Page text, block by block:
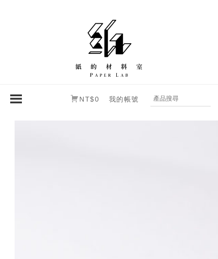
NT$0 我的帳號